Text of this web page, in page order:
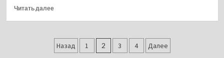
«Исследовать»
Читать далееПрочитать
сгорел
из-
Пагинация
Назад 1 2 3 4 Далее